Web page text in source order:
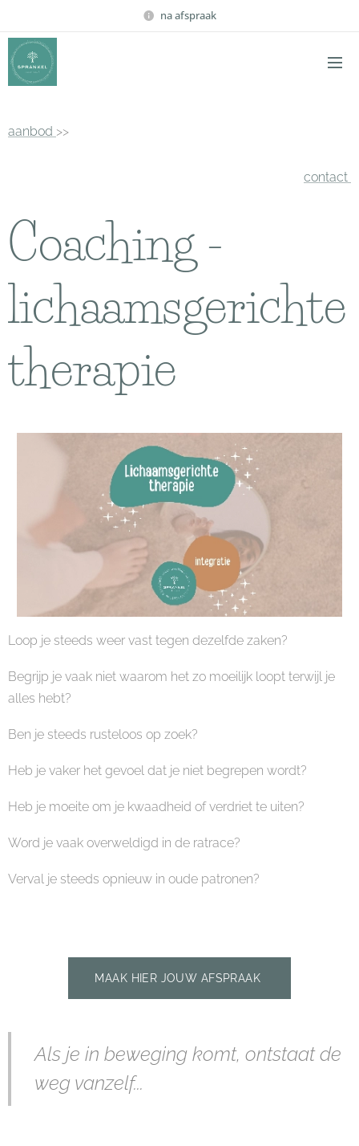
na afspraak
aanbod >>
contact
Coaching -
lichaamsgerichte
therapie
Loop je steeds weer vast tegen dezelfde zaken?
Begrijp je vaak niet waarom het zo moeilijk loopt terwijl je
alles hebt?
Ben je steeds rusteloos op zoek?
Heb je vaker het gevoel dat je niet begrepen wordt?
Heb je moeite om je kwaadheid of verdriet te uiten?
Word je vaak overweldigd in de ratrace?
Verval je steeds opnieuw in oude patronen?
MAAK HIER JOUW AFSPRAAK
Als je in beweging komt, ontstaat de
weg vanzelf...